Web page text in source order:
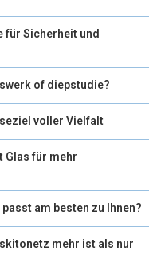
für Sicherheit und
of diepstudie?
voller Vielfalt
Glas für mehr
am besten zu Ihnen?
mehr ist als nur